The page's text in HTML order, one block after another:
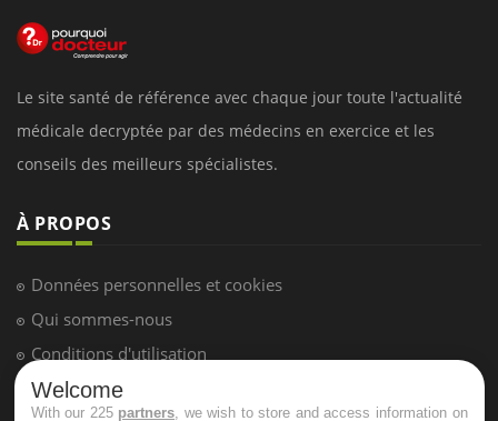
Le site santé de référence avec chaque jour toute l'actualité
médicale decryptée par des médecins en exercice et les
conseils des meilleurs spécialistes.
À PROPOS
Données personnelles et cookies
Qui sommes-nous
Conditions d'utilisation
Plan du site
Welcome
With our 225 partners , we wish to store and access information on